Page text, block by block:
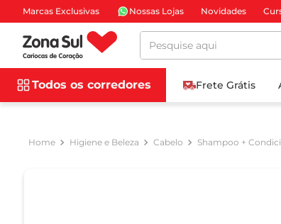
Marcas Exclusivas Nossas Lojas Novidades
Pesquise aqui
Todos os corredores Frete Grátis
Higiene e Beleza Cabelo Shampoo +